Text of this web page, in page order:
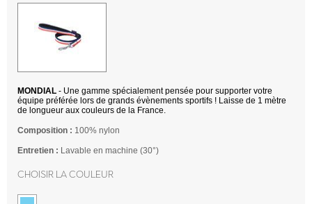
MONDIAL - Une gamme spécialement pensée pour supporter votre
équipe préférée lors de grands évènements sportifs ! Laisse de 1 mètre
de longueur aux couleurs de la France.
Composition : 100% nylon
Entretien : Lavable en machine (30°)
Choisir la couleur